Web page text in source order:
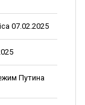
07.02.2025
Путина